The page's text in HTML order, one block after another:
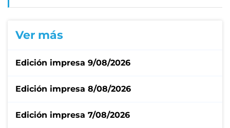
Ver más
Edición impresa 9/08/2026
Edición impresa 8/08/2026
Edición impresa 7/08/2026